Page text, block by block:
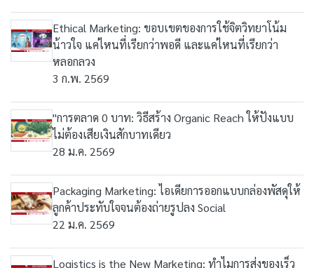
Ethical Marketing: ขอบเขตของการใช้จิตวิทยาโน้ม
น้าวใจ แค่ไหนที่เรียกว่าพอดี และแค่ไหนที่เรียกว่า
หลอกลวง
3 ก.พ. 2569
"การตลาด 0 บาท: วิธีสร้าง Organic Reach ให้ปังแบบ
ไม่ต้องเสียเงินสักบาทเดียว
28 ม.ค. 2569
Packaging Marketing: ไอเดียการออกแบบกล่องพัสดุให้
ลูกค้าประทับใจจนต้องถ่ายรูปลง Social
22 ม.ค. 2569
Logistics is the New Marketing: ทำไมการส่งของเร็ว